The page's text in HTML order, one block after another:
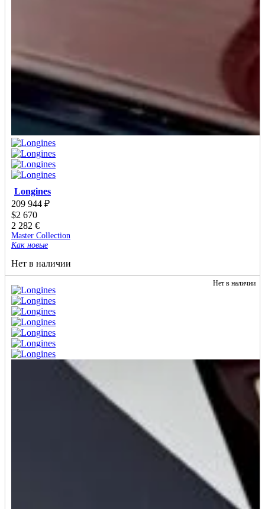
Longines
209 944 ₽
$2 670
2 282 €
Master Collection
Как новые
Нет в наличии
Нет в наличии